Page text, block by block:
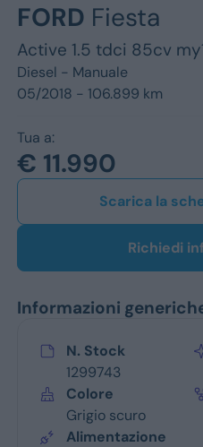
FORD Fiesta
Active 1.5 tdci 85cv
Diesel - Manuale
05/2018 - 106.899 km
Tua a:
€ 11.990
Scarica la
Richiedi
Informazioni
N. Stock
1299743
Colore
Grigio scuro
Alimentazione